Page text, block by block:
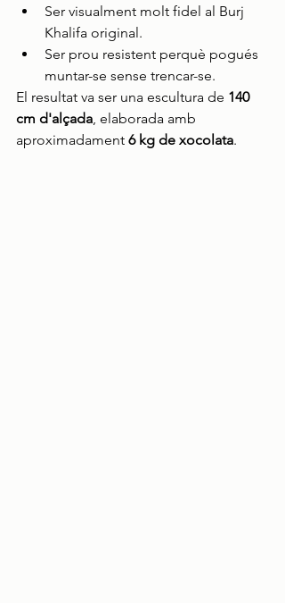
Ser visualment molt fidel al Burj
Khalifa original.
Ser prou resistent perquè pogués
muntar-se sense trencar-se.
El resultat va ser una escultura de 140
cm d'alçada, elaborada amb
aproximadament 6 kg de xocolata.